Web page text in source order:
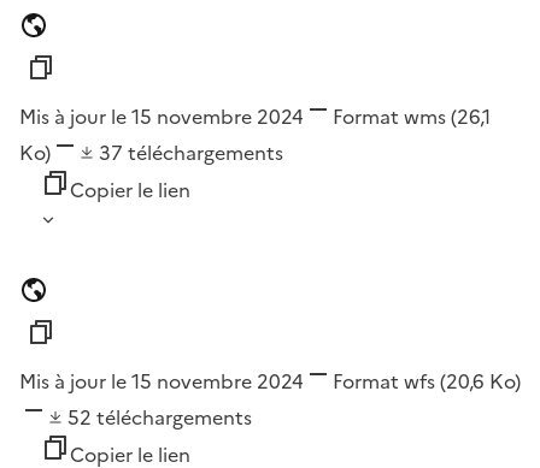
Mis à jour le 15 novembre 2024 Format wms(26,1
Ko)
37 téléchargements
Copier le lien
Mis à jour le 15 novembre 2024 Format wfs(20,6 Ko)
52 téléchargements
Copier le lien